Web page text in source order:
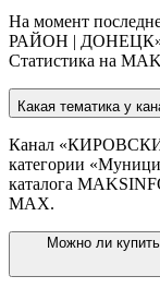
На момент
РАЙОН | ДОНЕЦК» 3
Статистика на
Какая тематика у
Канал
категории
каталога
MAX.
Можно ли